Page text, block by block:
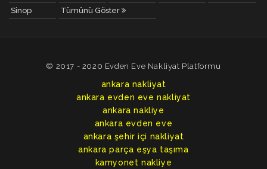
Sinop
Tümünü Göster
© 2017 - 2020 Evden Eve Nakliyat Platformu
ankara nakliyat
ankara evden eve nakliyat
ankara nakliye
ankara evden eve
ankara şehir içi nakliyat
ankara parça eşya taşıma
kamyonet nakliye